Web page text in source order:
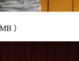
）